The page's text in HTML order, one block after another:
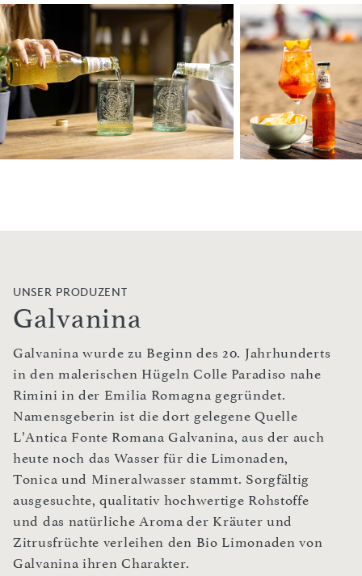
UNSER PRODUZENT
Galvanina
Galvanina wurde zu Beginn des 20. Jahrhunderts
in den malerischen Hügeln Colle Paradiso nahe
Rimini in der Emilia Romagna gegründet.
Namensgeberin ist die dort gelegene Quelle
L’Antica Fonte Romana Galvanina, aus der auch
heute noch das Wasser für die Limonaden,
Tonica und Mineralwasser stammt. Sorgfältig
ausgesuchte, qualitativ hochwertige Rohstoffe
und das natürliche Aroma der Kräuter und
Zitrusfrüchte verleihen den Bio Limonaden von
Galvanina ihren Charakter.